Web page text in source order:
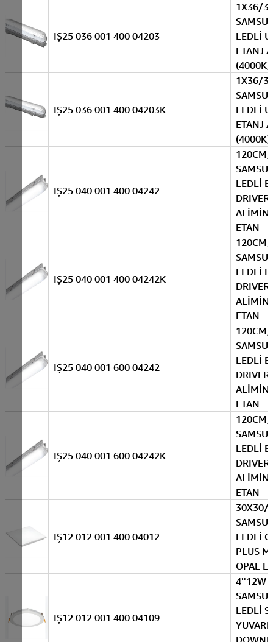
IŞ25 036 001 400 04203
1X36/
LEDLİ
ETANJ
(4000K)
IŞ25 036 001 400 04203K
1X36/
LEDLİ
ETANJ
(4000K)
IŞ25 040 001 400 04242
LEDLİ
DRIVER
ETAN
IŞ25 040 001 400 04242K
LEDLİ
DRIVER
ETAN
IŞ25 040 001 600 04242
LEDLİ
DRIVER
ETAN
IŞ25 040 001 600 04242K
LEDLİ
DRIVER
ETAN
IŞ12 012 001 400 04012
30X30/
LEDLİ
PLUS
OPAL LE
IŞ12 012 001 400 04109
4''12W
LEDLİ